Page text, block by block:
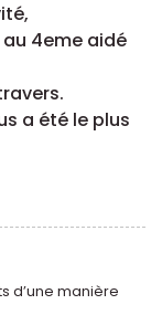
4eme aidé
a été le plus
d’une manière